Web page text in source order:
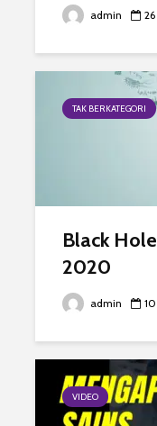
admin
TAK BERKATEGORI
Black
2020
admin
VIDEO